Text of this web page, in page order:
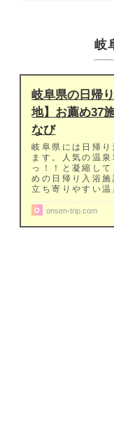
岐
岐阜県の日帰
地】お薦め37
なび
岐阜県には日帰り
ます。人気の温
っ！！と凝縮し
めの日帰り入浴
立ち寄りやすい
onsen-trip.com